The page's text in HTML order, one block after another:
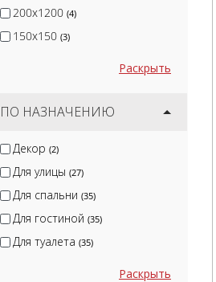
200x1200 (4)
150x150 (3)
Раскрыть
ПО НАЗНАЧЕНИЮ
Декор (2)
Для улицы (27)
Для спальни (35)
Для гостиной (35)
Для туалета (35)
Раскрыть